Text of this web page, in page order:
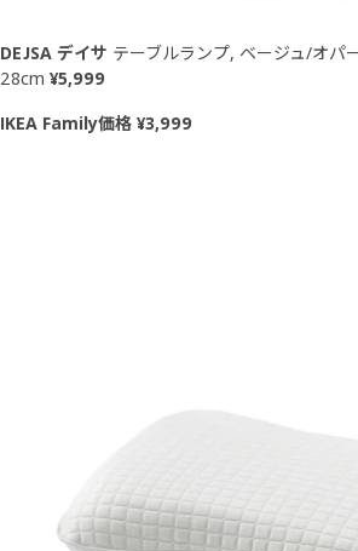
DEJSA デイサ テーブルランプ, ベージュ/オパ
28cm ¥5,999
IKEA Family価格 ¥3,999